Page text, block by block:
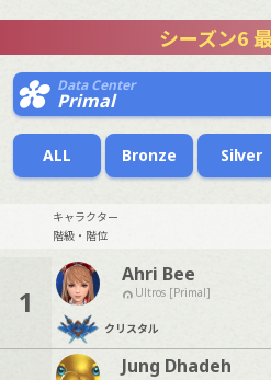
シーズン6
Data Center
Primal
ALL Bronze Silver
キャラクター
階級・階位
1
Ahri Bee
Ultros [Primal]
クリスタル
Jung Dhadeh